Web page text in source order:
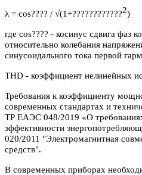
λ = cos???? / √(1+????????????2)
где cos???? - косинус сдвига фаз
относительно колебания
синусоидального тока первой
THD - коэффициент нелинейных
Требования к коэффициенту
современных стандартах и
ТР ЕАЭС 048/2019 «О
эффективности
020/2011 "Электромагнитная
средств".
В современных приборах